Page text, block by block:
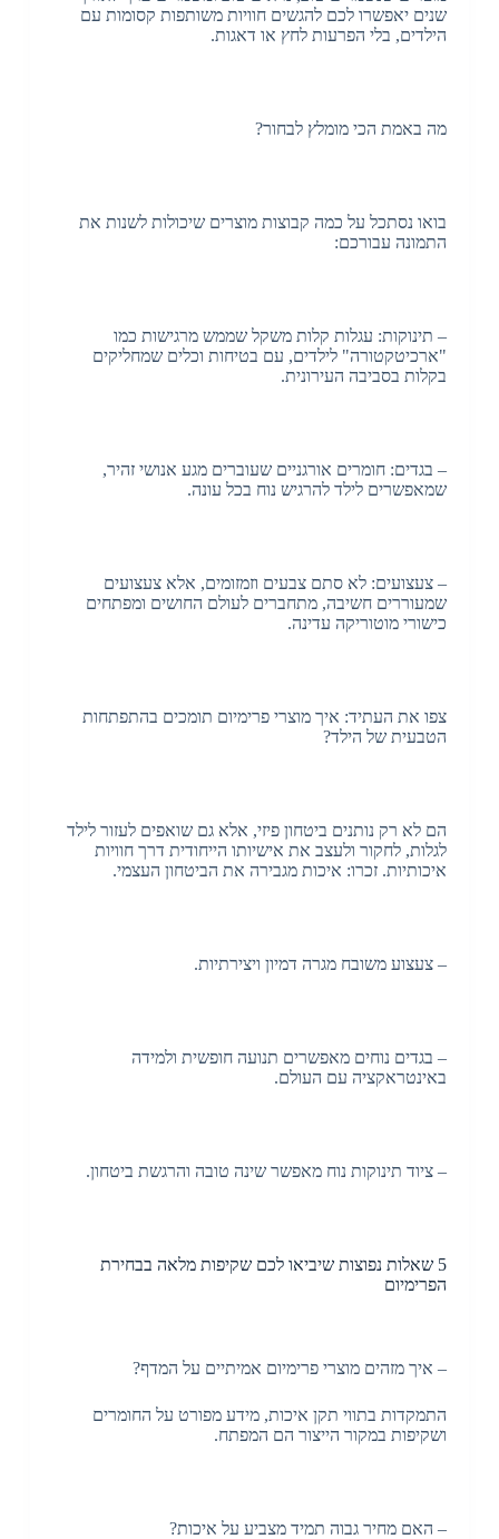
שנים יאפשרו לכם להגשים חוויות משותפות קסומות עם
הילדים, בלי הפרעות לחץ או דאגות.
מה באמת הכי מומלץ לבחור?
בואו נסתכל על כמה קבוצות מוצרים שיכולות לשנות את
התמונה עבורכם:
– תינוקות: עגלות קלות משקל שממש מרגישות כמו
"ארכיטקטורה" לילדים, עם בטיחות וכלים שמחליקים
בקלות בסביבה העירונית.
– בגדים: חומרים אורגניים שעוברים מגע אנושי זהיר,
שמאפשרים לילד להרגיש נוח בכל עונה.
– צעצועים: לא סתם צבעים וזמזומים, אלא צעצועים
שמעוררים חשיבה, מתחברים לעולם החושים ומפתחים
כישורי מוטוריקה עדינה.
צפו את העתיד: איך מוצרי פרימיום תומכים בהתפתחות
הטבעית של הילד?
הם לא רק נותנים ביטחון פיזי, אלא גם שואפים לעזור לילד
לגלות, לחקור ולעצב את אישיותו הייחודית דרך חוויות
איכותיות. זכרו: איכות מגבירה את הביטחון העצמי.
– צעצוע משובח מגרה דמיון ויצירתיות.
– בגדים נוחים מאפשרים תנועה חופשית ולמידה
באינטראקציה עם העולם.
– ציוד תינוקות נוח מאפשר שינה טובה והרגשת ביטחון.
5 שאלות נפוצות שיביאו לכם שקיפות מלאה בבחירת
הפרימיום
– איך מזהים מוצרי פרימיום אמיתיים על המדף?
התמקדות בתווי תקן איכות, מידע מפורט על החומרים
ושקיפות במקור הייצור הם המפתח.
– האם מחיר גבוה תמיד מצביע על איכות?